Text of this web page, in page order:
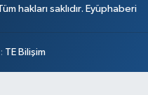
hakları saklıdır. Eyüphaberi
TE Bilişim